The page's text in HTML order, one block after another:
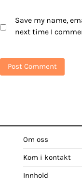
Save my name,
next time I
Om oss
Kom i kontakt
Innhold